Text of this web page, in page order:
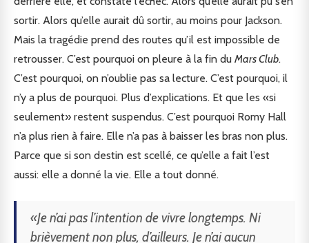
sortir. Alors qu’elle aurait dû sortir, au moins pour Jackson.
Mais la tragédie prend des routes qu’il est impossible de
retrousser. C’est pourquoi on pleure à la fin du Mars Club.
C’est pourquoi, on n’oublie pas sa lecture. C’est pourquoi, il
n’y a plus de pourquoi. Plus d’explications. Et que les «si
seulement» restent suspendus. C’est pourquoi Romy Hall
n’a plus rien à faire. Elle n’a pas à baisser les bras non plus.
Parce que si son destin est scellé, ce qu’elle a fait l’est
aussi: elle a donné la vie. Elle a tout donné.
«Je n’ai pas l’intention de vivre longtemps. Ni
brièvement non plus, d’ailleurs. Je n’ai aucun